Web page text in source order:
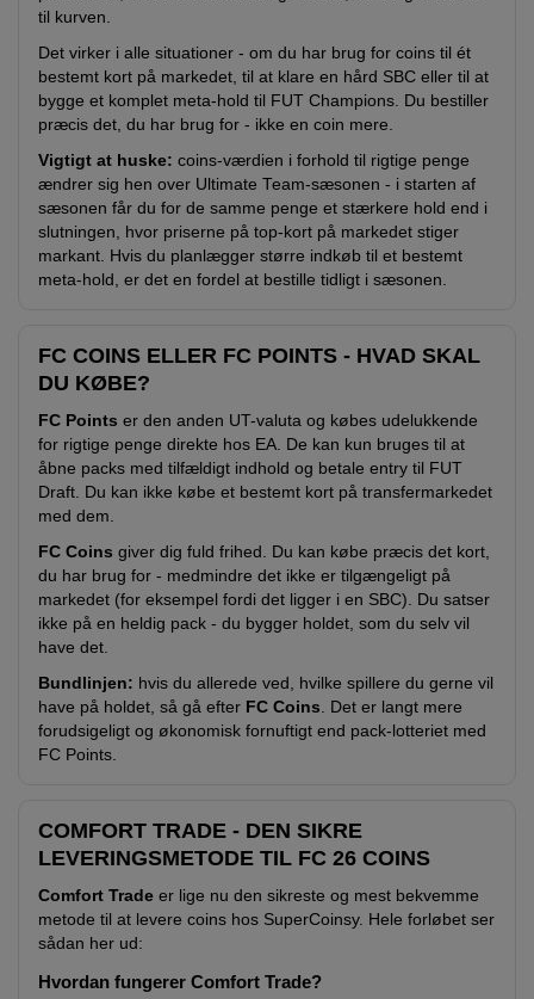
til kurven.
Det virker i alle situationer - om du har brug for coins til ét
bestemt kort på markedet, til at klare en hård SBC eller til at
bygge et komplet meta-hold til FUT Champions. Du bestiller
præcis det, du har brug for - ikke en coin mere.
Vigtigt at huske: coins-værdien i forhold til rigtige penge
ændrer sig hen over Ultimate Team-sæsonen - i starten af
sæsonen får du for de samme penge et stærkere hold end i
slutningen, hvor priserne på top-kort på markedet stiger
markant. Hvis du planlægger større indkøb til et bestemt
meta-hold, er det en fordel at bestille tidligt i sæsonen.
FC COINS ELLER FC POINTS - HVAD SKAL
DU KØBE?
FC Points er den anden UT-valuta og købes udelukkende
for rigtige penge direkte hos EA. De kan kun bruges til at
åbne packs med tilfældigt indhold og betale entry til FUT
Draft. Du kan ikke købe et bestemt kort på transfermarkedet
med dem.
FC Coins giver dig fuld frihed. Du kan købe præcis det kort,
du har brug for - medmindre det ikke er tilgængeligt på
markedet (for eksempel fordi det ligger i en SBC). Du satser
ikke på en heldig pack - du bygger holdet, som du selv vil
have det.
Bundlinjen: hvis du allerede ved, hvilke spillere du gerne vil
have på holdet, så gå efter FC Coins . Det er langt mere
forudsigeligt og økonomisk fornuftigt end pack-lotteriet med
FC Points.
COMFORT TRADE - DEN SIKRE
LEVERINGSMETODE TIL FC 26 COINS
Comfort Trade er lige nu den sikreste og mest bekvemme
metode til at levere coins hos SuperCoinsy. Hele forløbet ser
sådan her ud:
Hvordan fungerer Comfort Trade?